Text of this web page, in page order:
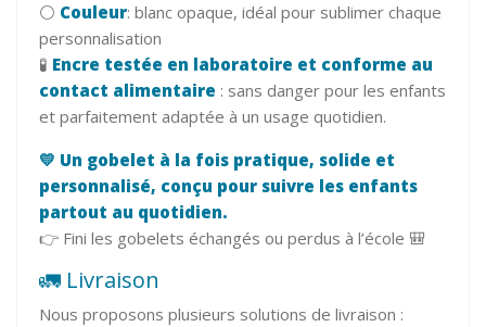
⚪ Couleur: blanc opaque, idéal pour sublimer chaque
personnalisation
🧪 Encre testée en laboratoire et conforme au
contact alimentaire : sans danger pour les enfants
et parfaitement adaptée à un usage quotidien.
💛 Un gobelet à la fois pratique, solide et
personnalisé, conçu pour suivre les enfants
partout au quotidien.
👉 Fini les gobelets échangés ou perdus à l’école 🎒
🚛 Livraison
Nous proposons plusieurs solutions de livraison :